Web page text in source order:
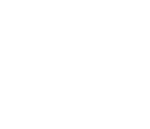
telefonnumre